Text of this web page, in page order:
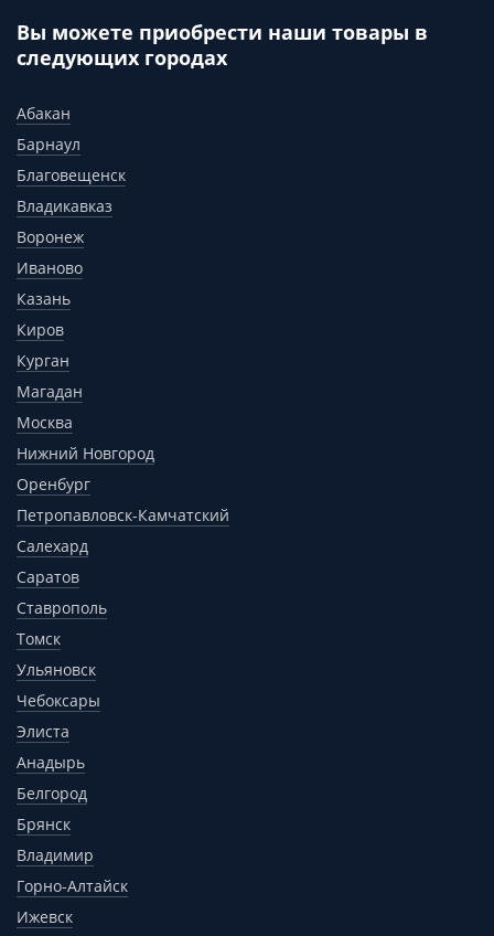
Вы можете приобрести наши товары в
следующих городах
Абакан
Барнаул
Благовещенск
Владикавказ
Воронеж
Иваново
Казань
Киров
Курган
Магадан
Москва
Нижний Новгород
Оренбург
Петропавловск-Камчатский
Салехард
Саратов
Ставрополь
Томск
Ульяновск
Чебоксары
Элиста
Анадырь
Белгород
Брянск
Владимир
Горно-Алтайск
Ижевск